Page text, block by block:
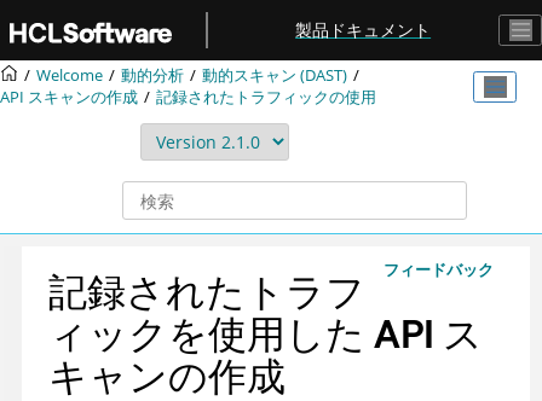
メインコンテンツにジャンプ
製品ドキュメント
Welcome 動的分析
動的スキャン (DAST)
API スキャンの作成
記録されたトラフィックの使用
フィードバック
記録されたトラフ
ィックを使用した API ス
キャンの作成